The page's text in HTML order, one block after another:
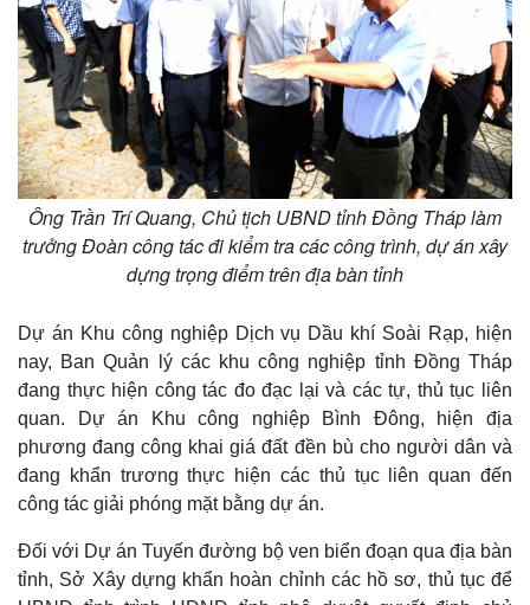
Khởi nghiệp
Tiêu dùng
Tỷ giá
Chứng khoán
Giá cà phê
Ông Trần Trí Quang, Chủ tịch UBND tỉnh Đồng Tháp làm
trưởng Đoàn công tác đi kiểm tra các công trình, dự án xây
dựng trọng điểm trên địa bàn tỉnh
Dự án Khu công nghiệp Dịch vụ Dầu khí Soài Rạp, hiện
nay, Ban Quản lý các khu công nghiệp tỉnh Đồng Tháp
đang thực hiện công tác đo đạc lại và các tự, thủ tục liên
quan. Dự án Khu công nghiệp Bình Đông, hiện địa
phương đang công khai giá đất đền bù cho người dân và
đang khẩn trương thực hiện các thủ tục liên quan đến
công tác giải phóng mặt bằng dự án.
Đối với Dự án Tuyến đường bộ ven biển đoạn qua địa bàn
tỉnh, Sở Xây dựng khẩn hoàn chỉnh các hồ sơ, thủ tục để